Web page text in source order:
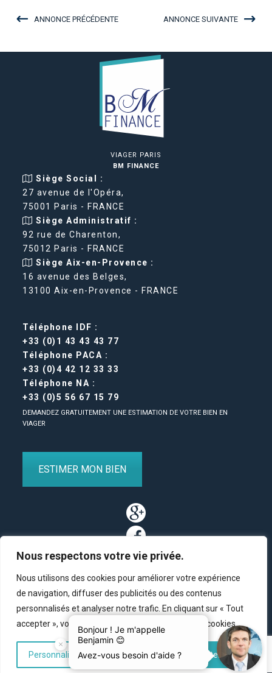
Nous respectons votre vie privée.
Nous utilisons des cookies pour améliorer votre expérience
de navigation, diffuser des publicités ou des contenus
personnalisés et analyser notre trafic. En cliquant sur « Tout
accepter », vous consentez à notre utilisation des cookies.
Personnaliser Tout rejeter Accepter tout
ANNONCE PRÉCÉDENTE ANNONCE SUIVANTE
VIAGER PARIS
BM FINANCE
Siège Social :
27 avenue de l'Opéra,
75001 Paris - FRANCE
Siège Administratif :
92 rue de Charenton,
75012 Paris - FRANCE
Siège Aix-en-Provence :
16 avenue des Belges,
13100 Aix-en-Provence - FRANCE
Téléphone IDF :
+33 (0)1 43 43 43 77
Téléphone PACA :
+33 (0)4 42 12 33 33
Téléphone NA :
+33 (0)5 56 67 15 79
DEMANDEZ GRATUITEMENT UNE ESTIMATION DE VOTRE BIEN EN
VIAGER
ESTIMER MON BIEN
Partenaires Contact
© Copyright 2011-2020 BM Finance, tous droits réservés.